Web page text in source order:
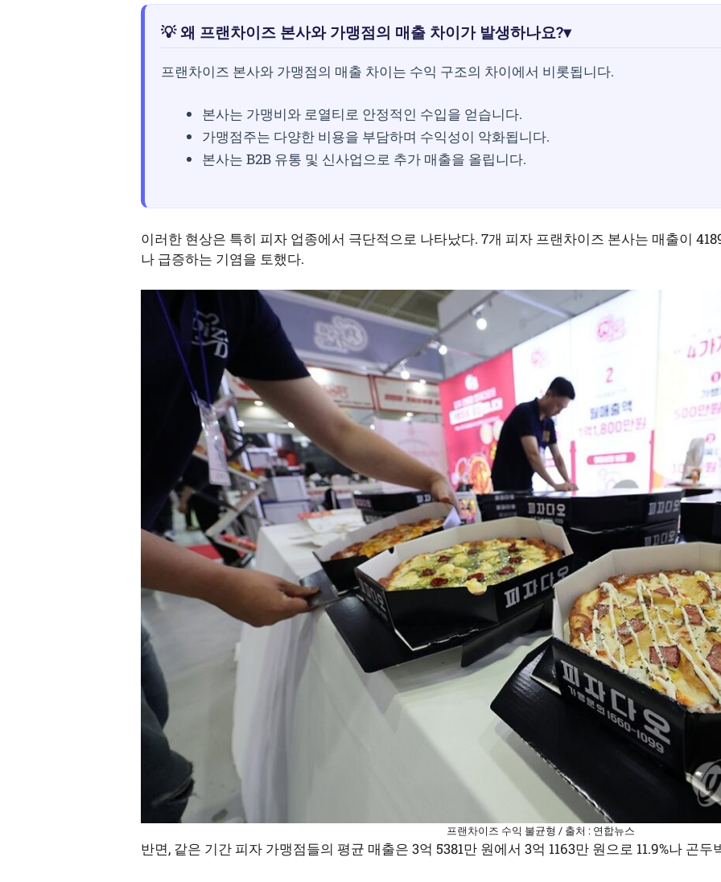
💡 왜 프랜차이즈 본사와 가맹점의 매출 차이가 발생하나요?▾
프랜차이즈 본사와 가맹점의 매출 차이는 수익 구조의 차이에서 비롯됩니다.
본사는 가맹비와 로열티로 안정적인 수입을 얻습니다.
가맹점주는 다양한 비용을 부담하며 수익성이 악화됩니다.
본사는 B2B 유통 및 신사업으로 추가 매출을 올립니다.
이러한 현상은 특히 피자 업종에서 극단적으로 나타났다. 7개 피자 프랜차이즈 본사는 매출이
나 급증하는 기염을 토했다.
프랜차이즈 수익 불균형 / 출처 : 연합뉴스
반면, 같은 기간 피자 가맹점들의 평균 매출은 3억 5381만 원에서 3억 1163만 원으로 11.9%나 곤두